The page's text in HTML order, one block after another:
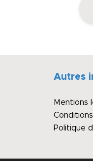
Autres
Mentions
Politique